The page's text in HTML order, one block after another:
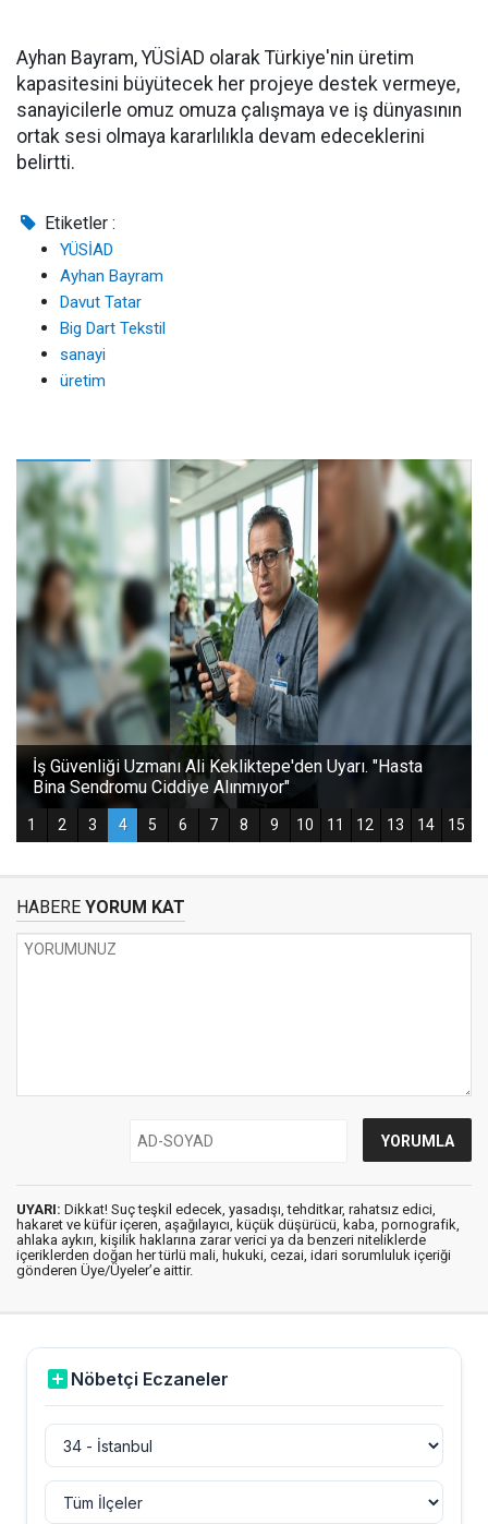
Ayhan Bayram, YÜSİAD olarak Türkiye'nin üretim
kapasitesini büyütecek her projeye destek vermeye,
sanayicilerle omuz omuza çalışmaya ve iş dünyasının
ortak sesi olmaya kararlılıkla devam edeceklerini
belirtti.
Etiketler :
YÜSİAD
Ayhan Bayram
Davut Tatar
Big Dart Tekstil
sanayi
üretim
HABERE YORUM KAT
UYARI: Dikkat! Suç teşkil edecek, yasadışı, tehditkar, rahatsız edici,
hakaret ve küfür içeren, aşağılayıcı, küçük düşürücü, kaba, pornografik,
ahlaka aykırı, kişilik haklarına zarar verici ya da benzeri niteliklerde
içeriklerden doğan her türlü mali, hukuki, cezai, idari sorumluluk içeriği
gönderen Üye/Üyeler’e aittir.